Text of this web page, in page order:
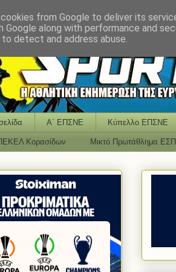
Α΄ ΕΠΣΝΕ Κύπελλο ΕΠΣΝΕ
Κορασίδων Μικτό Πρωτάθλημα
from Google to deliver its
Google along with performance and
detect and address abuse.